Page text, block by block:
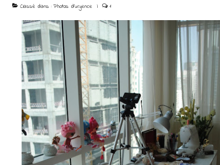
Classé dans :Photos d'urgence | 1